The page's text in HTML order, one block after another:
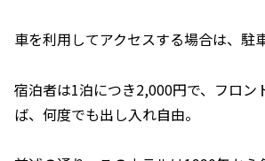
車を利用してアクセスする場合は、駐
宿泊者は1泊につき2,000円で、フロン
ば、何度でも出し入れ自由。